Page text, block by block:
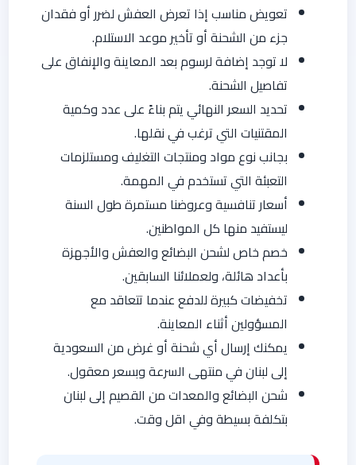
تعويض مناسب إذا تعرض العفش لضرر أو فقدان
جزء من الشحنة أو تأخير موعد الاستلام.
لا توجد إضافة لرسوم بعد المعاينة والإنفاق على
تفاصيل الشحنة.
تحديد السعر النهائي يتم بناءً على عدد وكمية
المقتنيات التي ترغب في نقلها.
بجانب نوع مواد ومنتجات التغليف ومستلزمات
التعبئة التي تستخدم في المهمة.
أسعار تنافسية وعروضنا مستمرة طول السنة
ليستفيد منها كل المواطنين.
خصم خاص لشحن البضائع والعفش والأجهزة
بأعداد هائلة، ولعملائنا السابقين.
تخفيضات كبيرة للدفع عندما تتعاقد مع
المسؤولين أثناء المعاينة.
يمكنك إرسال أي شحنة أو غرض من السعودية
إلى لبنان في منتهى السرعة وبسعر معقول.
شحن البضائع والمعدات من القصيم إلى لبنان
بتكلفة بسيطة وفي اقل وقت.